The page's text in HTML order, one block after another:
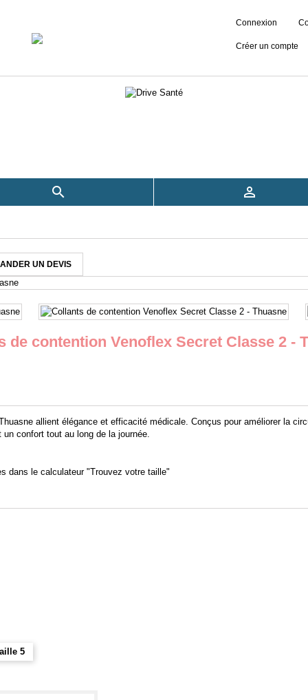
Connexion
Créer un compte
 
UN DEVIS
de contention Venoflex Secret Classe 2 -
allient élégance et efficacité médicale. Conçus pour améliorer la
confort tout au long de la journée.
dans le calculateur "Trouvez votre taille"
5